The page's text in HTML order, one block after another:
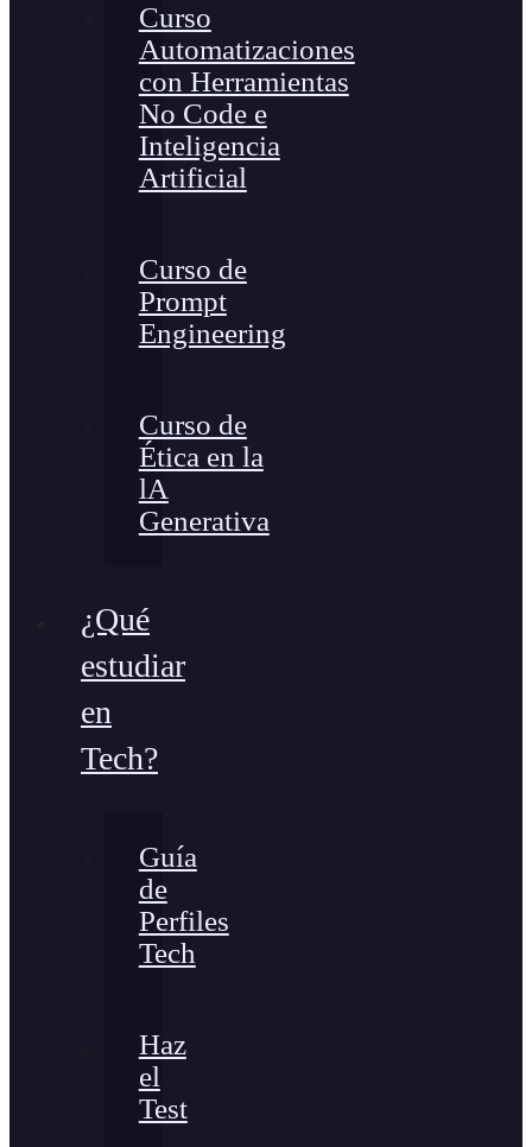
Curso
Automatizaciones
con Herramientas
No Code e
Inteligencia
Artificial
Curso de
Prompt
Engineering
Curso de
Ética en la
lA
Generativa
¿Qué
estudiar
en
Tech?
Guía
de
Perfiles
Tech
Haz
el
Test